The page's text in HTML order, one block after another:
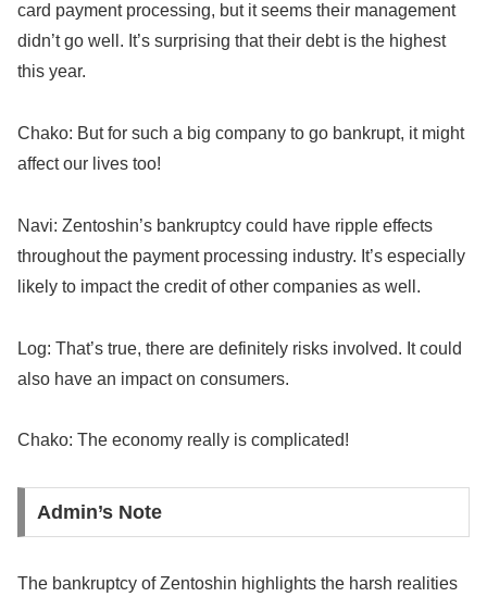
card payment processing, but it seems their management
didn’t go well. It’s surprising that their debt is the highest
this year.
Chako: But for such a big company to go bankrupt, it might
affect our lives too!
Navi: Zentoshin’s bankruptcy could have ripple effects
throughout the payment processing industry. It’s especially
likely to impact the credit of other companies as well.
Log: That’s true, there are definitely risks involved. It could
also have an impact on consumers.
Chako: The economy really is complicated!
Admin’s Note
The bankruptcy of Zentoshin highlights the harsh realities